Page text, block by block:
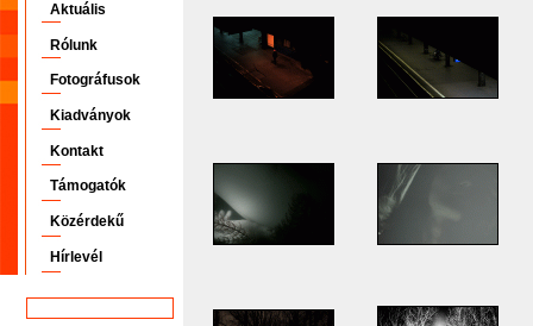
Aktuális
Rólunk
Fotográfusok
Kiadványok
Kontakt
Támogatók
Közérdekű
Hírlevél